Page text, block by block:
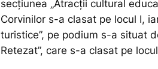
secțiunea „Atracții cultural
Corvinilor s-a clasat pe locul I,
turistice”, pe podium s-a situat
Retezat”, care s-a clasat pe